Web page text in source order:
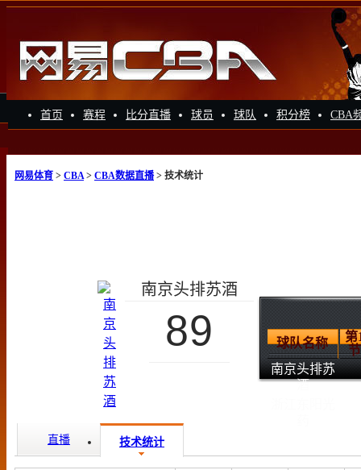
首页 赛程 比分直播 球员 球队 积分榜 CBA
网易体育 > CBA> CBA数据直播> 技术统计
南京头排苏酒
89 球队名称
第
节
南京头排苏
酒
直播 技术统计